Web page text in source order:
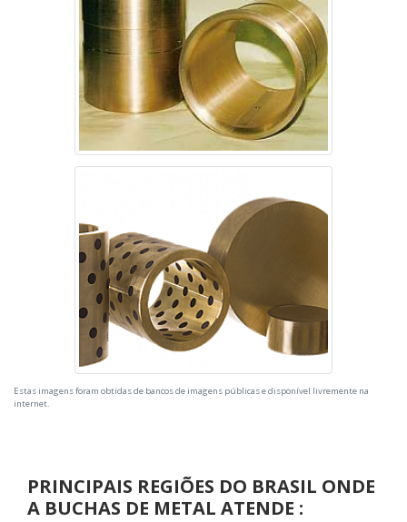
Estas imagens foram obtidas de bancos de imagens públicas e disponível livremente na
internet.
PRINCIPAIS REGIÕES DO BRASIL ONDE
A BUCHAS DE METAL ATENDE :